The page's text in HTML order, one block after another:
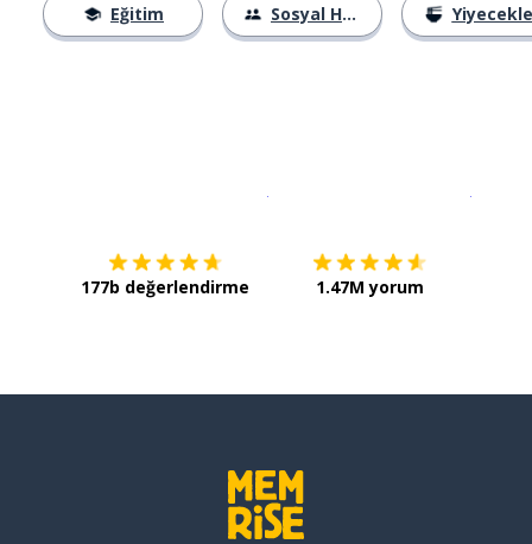
Eğitim Sosyal Hayat
177b değerlendirme 1.47M yorum